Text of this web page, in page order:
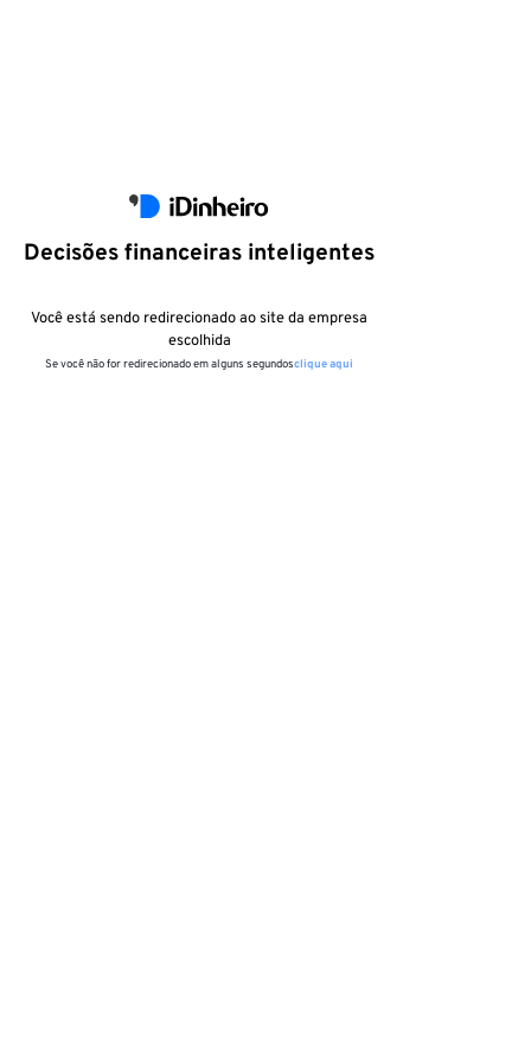
Decisões financeiras inteligentes
Você está sendo redirecionado ao site da empresa
escolhida
Se você não for redirecionado em alguns segundosclique aqui